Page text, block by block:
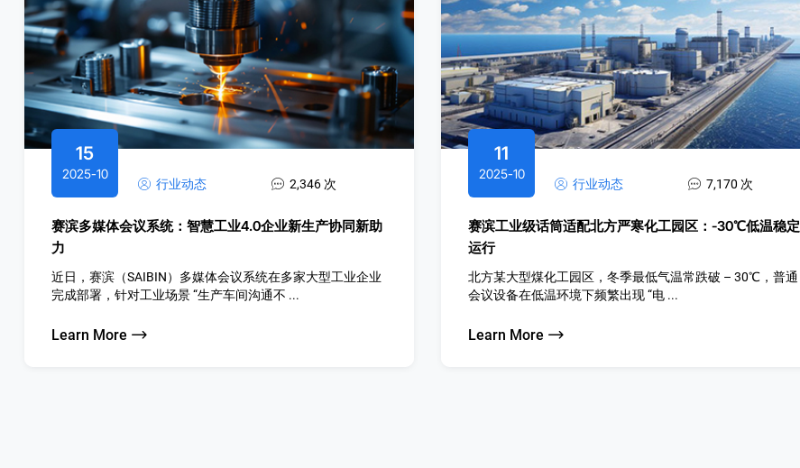
15
2025-10
行业动态 2,346 次
赛滨多媒体会议系统：智慧工业4.0企业新生产协同新助
力
近日，赛滨（SAIBIN）多媒体会议系统在多家大型工业企业
完成部署，针对工业场景 “生产车间沟通不 ...
Learn More
11
2025-10
行业动态 7,170 次
赛滨工业级话筒适配北方严寒化工园区：-30℃低温稳定
运行
北方某大型煤化工园区，冬季最低气温常跌破 – 30℃，普通
会议设备在低温环境下频繁出现 “电 ...
Learn More